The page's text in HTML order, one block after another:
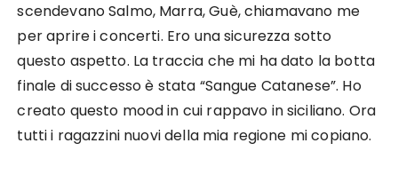
scendevano Salmo, Marra, Guè, chiamavano me
per aprire i concerti. Ero una sicurezza sotto
questo aspetto. La traccia che mi ha dato la botta
finale di successo è stata “Sangue Catanese”. Ho
creato questo mood in cui rappavo in siciliano. Ora
tutti i ragazzini nuovi della mia regione mi copiano.